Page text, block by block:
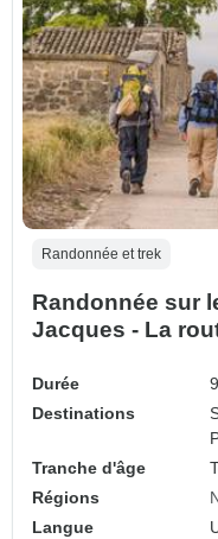
Randonnée et trek
Randonnée sur
Jacques - La
Durée
Destinations
Tranche d'âge
Régions
Langue